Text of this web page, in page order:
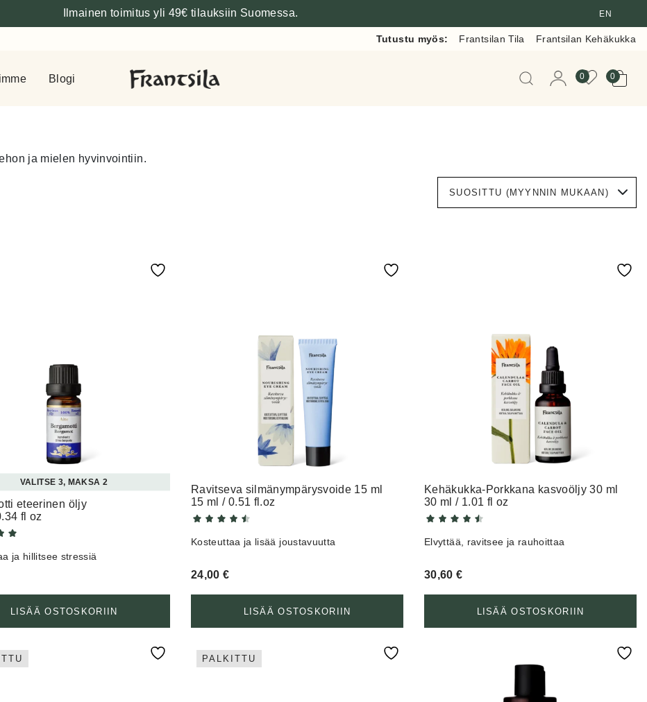
Ilmainen toimitus yli 49€ tilauksiin Suomessa. EN
Tutustu myös: Frantsilan Tila Frantsilan Kehäkukka
Blogi Kun tuloksia tulee,
0 0
ja mielen hyvinvointiin.
VALITSE 3, MAKSA 2
eteerinen öljy
fl oz
ja hillitsee stressiä
LISÄÄ OSTOSKORIIN
Ravitseva silmänympärysvoide 15 ml
15 ml / 0.51 fl.oz
Kosteuttaa ja lisää joustavuutta
24,00€
LISÄÄ OSTOSKORIIN
Kehäkukka-Porkkana kasvoöljy 30 ml
30 ml / 1.01 fl oz
Elvyttää, ravitsee ja rauhoittaa
30,60€
LISÄÄ OSTOSKORIIN
PALKITTU